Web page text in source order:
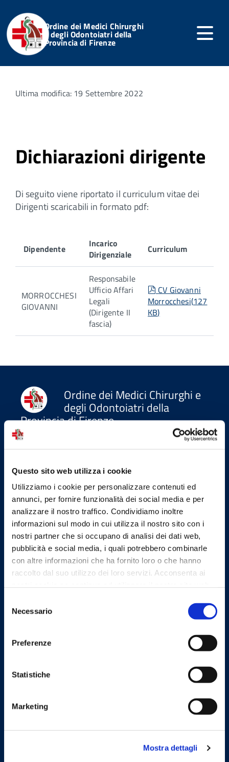
Questo sito web utilizza i cookie
Utilizziamo i cookie per personalizzare contenuti ed
annunci, per fornire funzionalità dei social media e per
analizzare il nostro traffico. Condividiamo inoltre
informazioni sul modo in cui utilizza il nostro sito con i
nostri partner che si occupano di analisi dei dati web,
pubblicità e social media, i quali potrebbero combinarle
con altre informazioni che ha fornito loro o che hanno
raccolto dal suo utilizzo dei loro servizi. Acconsenta ai
delNecessario
Preferenze
Statistiche
Marketing
Mostra dettagli
Ordine dei Medici Chirurghi
e degli Odontoiatri della
Provincia di Firenze
Home Servizi Online Notizie dell'Ordine
Ultima modifica: 19 Settembre 2022
Dichiarazioni dirigente
Di seguito viene riportato il curriculum vitae dei
Dirigenti scaricabili in formato pdf:
Dipendente
Incarico
Dirigenziale
Curriculum
MORROCCHESI
GIOVANNI
Responsabile
Ufficio Affari
Legali
(Dirigente II
fascia)
pdf
CV Giovanni
Morrocchesi(127
KB)
Ordine dei Medici Chirurghi e
degli Odontoiatri della
Provincia di Firenze
Indirizzi email
Email
protocollo@omceofi.it
Email PEC
segreteria.fi@pec.omceo.it
guida di sviluppo per i servizi web
delle PA pubblicate da AGID in